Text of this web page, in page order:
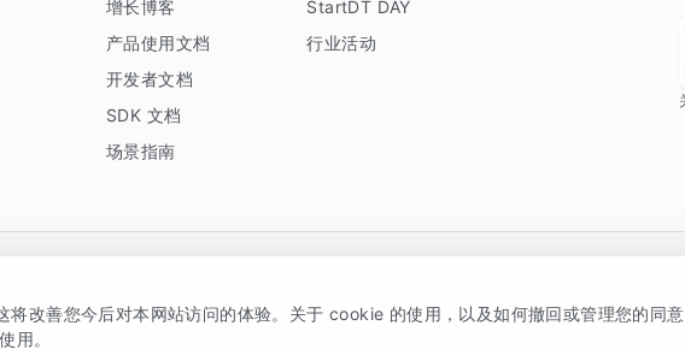
增长博客
产品使用文档
开发者文档
SDK 文档
场景指南
StartDT DAY
行业活动
号
改善您今后对本网站访问的体验。关于 cookie 的使用，以及如何撤回或管理您的同
用。